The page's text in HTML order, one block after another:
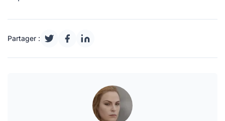
Partager :